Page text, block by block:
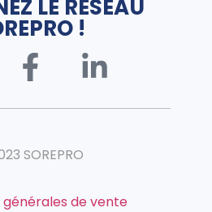
LE RÉSEAU
!
SOREPRO
générales de vente